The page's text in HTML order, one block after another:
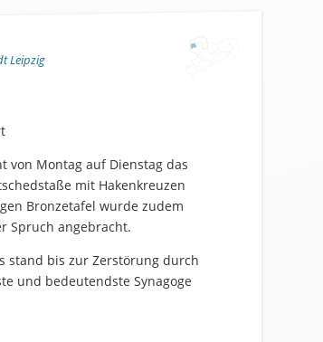
Leipzig
von Montag auf Dienstag das
mit Hakenkreuzen
Bronzetafel wurde zudem
Spruch angebracht.
stand bis zur Zerstörung durch
und bedeutendste Synagoge